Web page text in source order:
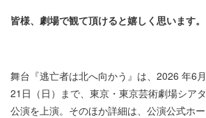
皆様、劇場で観て頂けると嬉しく思います。
舞台『逃亡者は北へ向かう』は、2026 年6
21日（日）まで、東京・東京芸術劇場シア
公演を上演。そのほか詳細は、公演公式ホ